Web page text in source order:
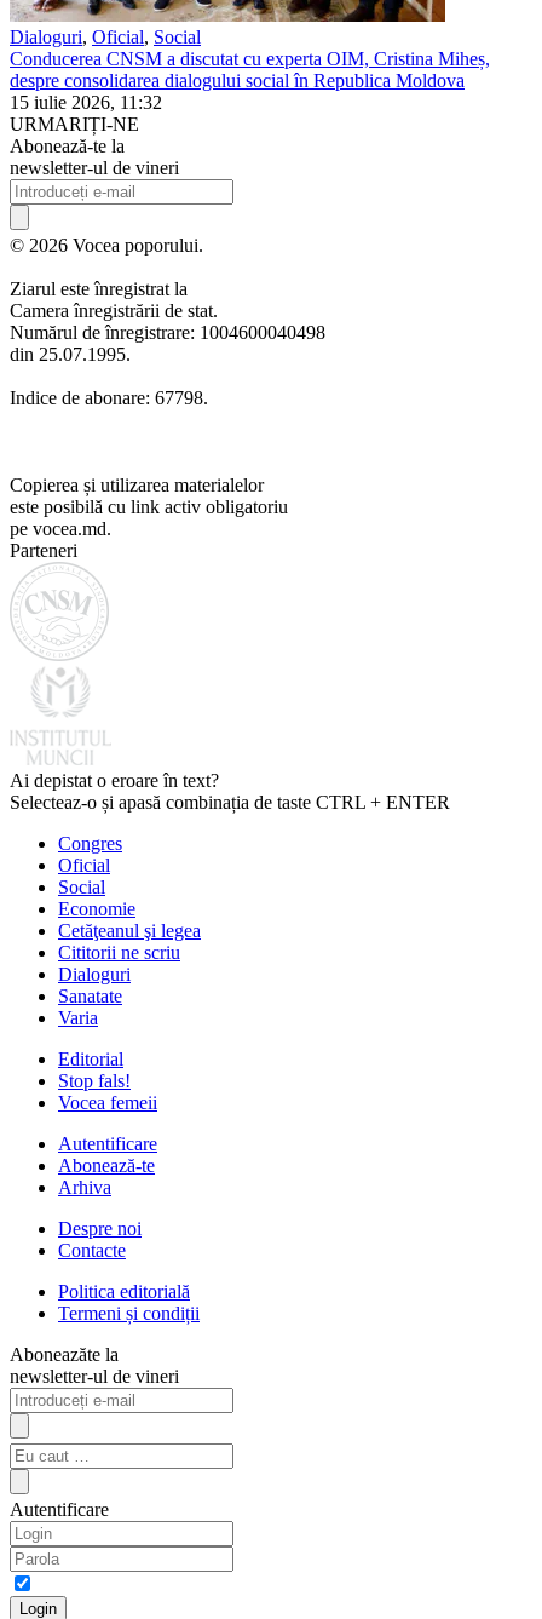
Dialoguri, Oficial, Social
Conducerea CNSM a discutat cu experta OIM, Cristina Miheș,
despre consolidarea dialogului social în Republica Moldova
15 iulie 2026, 11:32
URMARIȚI-NE
Abonează-te la
newsletter-ul de vineri
© 2026 Vocea poporului.
Ziarul este înregistrat la
Camera înregistrării de stat.
Numărul de înregistrare: 1004600040498
din 25.07.1995.
Indice de abonare: 67798.
Copierea și utilizarea materialelor
este posibilă cu link activ obligatoriu
pe vocea.md.
Parteneri
Ai depistat o eroare în text?
Selecteaz-o și apasă combinația de taste CTRL + ENTER
Congres
Oficial
Social
Economie
Cetăţeanul şi legea
Cititorii ne scriu
Dialoguri
Sanatate
Varia
Editorial
Stop fals!
Vocea femeii
Autentificare
Abonează-te
Arhiva
Despre noi
Contacte
Politica editorială
Termeni și condiții
Aboneazăte la
newsletter-ul de vineri
Autentificare